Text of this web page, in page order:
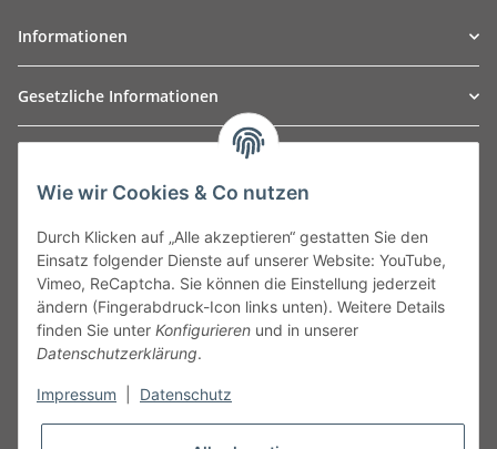
Informationen
Gesetzliche Informationen
Leibnizstraße 2a
Germany
Phone:+49 40 5287270
Fax:+49 40 5281050
Email:sales@tow-automotive.de
Wie wir Cookies & Co nutzen
Durch Klicken auf „Alle akzeptieren“ gestatten Sie den
Einsatz folgender Dienste auf unserer Website: YouTube,
Vimeo, ReCaptcha. Sie können die Einstellung jederzeit
ändern (Fingerabdruck-Icon links unten). Weitere Details
finden Sie unter Konfigurieren und in unserer
Datenschutzerklärung.
Impressum Datenschutz